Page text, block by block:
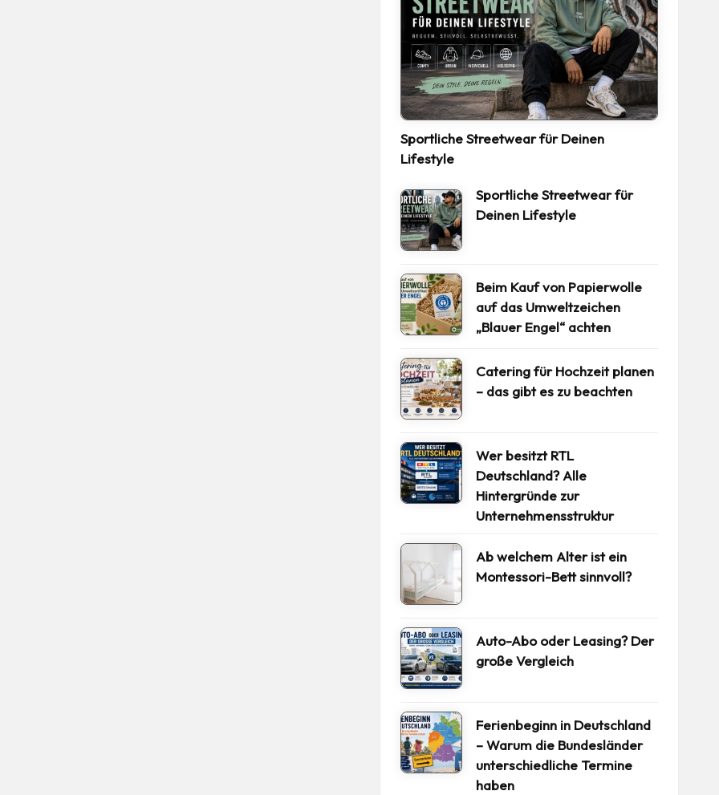
Sportliche Streetwear für Deinen
Lifestyle
Sportliche Streetwear für
Deinen Lifestyle
Beim Kauf von Papierwolle
auf das Umweltzeichen
„Blauer Engel“ achten
Catering für Hochzeit planen
– das gibt es zu beachten
Wer besitzt RTL
Deutschland? Alle
Hintergründe zur
Unternehmensstruktur
Ab welchem Alter ist ein
Montessori-Bett sinnvoll?
Auto-Abo oder Leasing? Der
große Vergleich
Ferienbeginn in Deutschland
– Warum die Bundesländer
unterschiedliche Termine
haben